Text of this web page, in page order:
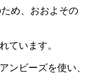
め、おおよその
ています。
ンビーズを使い、